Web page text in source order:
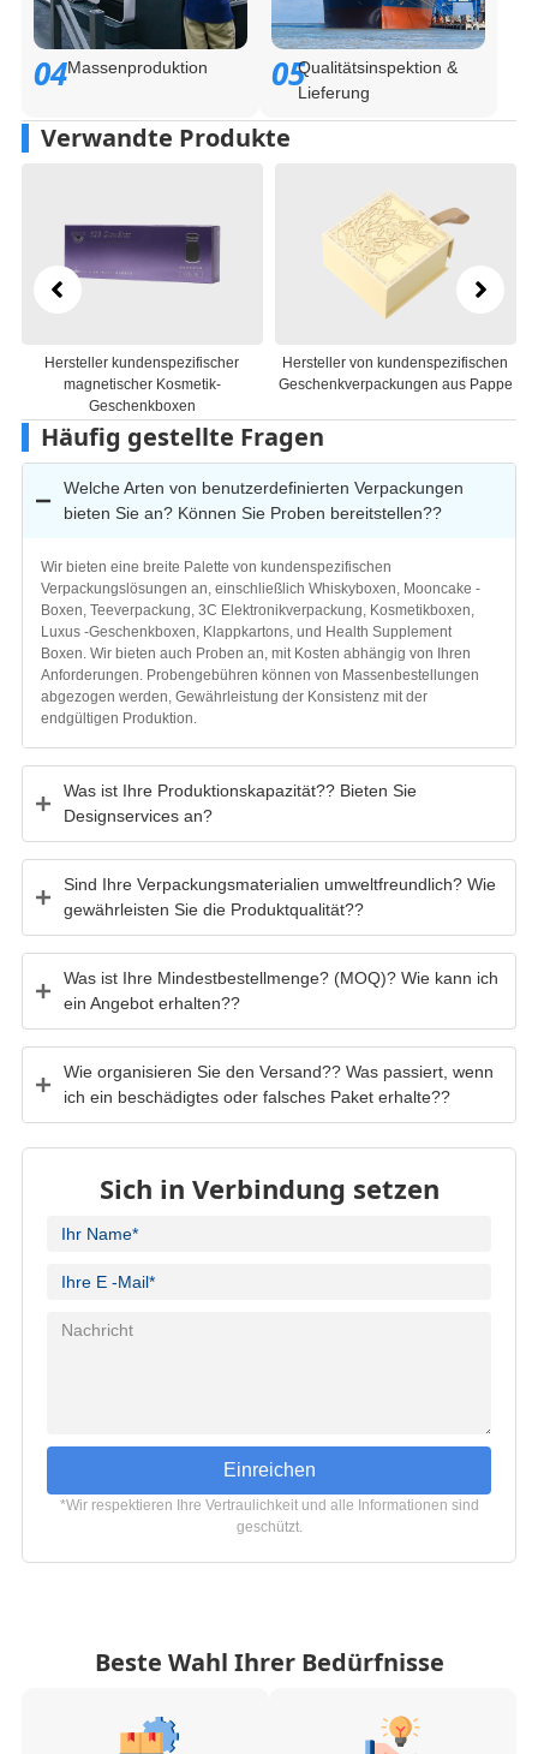
04Massenproduktion 05Qualitätsinspektion &
Lieferung
Verwandte Produkte
Hersteller von kundenspezifischen
Geschenkverpackungen aus Pappe
Hersteller maßgeschneiderter
Geschenkboxen aus Papier
Häufig gestellte Fragen
Welche Arten von benutzerdefinierten Verpackungen
bieten Sie an? Können Sie Proben bereitstellen??
Verpackungslösungen an, einschließlich Whiskyboxen, Mooncake -
Boxen, Teeverpackung, 3C Elektronikverpackung, Kosmetikboxen,
Luxus -Geschenkboxen, Klappkartons, und Health Supplement
Boxen. Wir bieten auch Proben an, mit Kosten abhängig von Ihren
Anforderungen. Probengebühren können von Massenbestellungen
abgezogen werden, Gewährleistung der Konsistenz mit der
endgültigen Produktion.
Was ist Ihre Produktionskapazität?? Bieten Sie
Designservices an?
Sind Ihre Verpackungsmaterialien umweltfreundlich? Wie
gewährleisten Sie die Produktqualität??
Was ist Ihre Mindestbestellmenge? (MOQ)? Wie kann ich
ein Angebot erhalten??
Wie organisieren Sie den Versand?? Was passiert, wenn
ich ein beschädigtes oder falsches Paket erhalte??
Einreichen
geschützt.